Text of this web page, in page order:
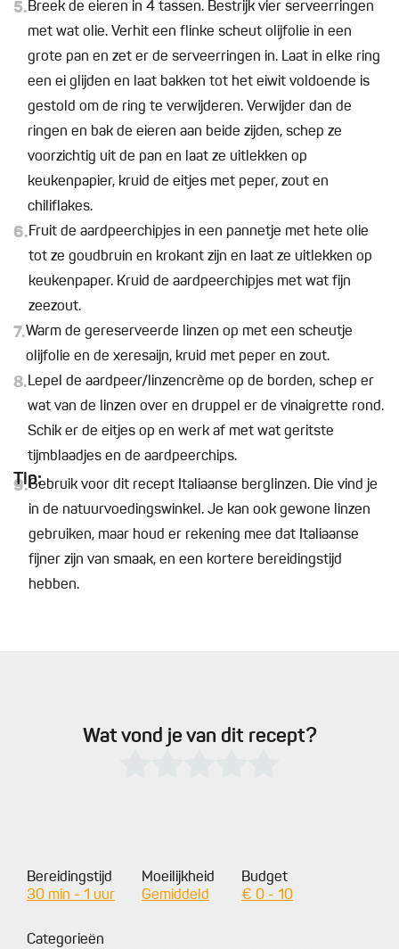
5.Breek de eieren in 4 tassen. Bestrijk vier serveerringen
met wat olie. Verhit een flinke scheut olijfolie in een
grote pan en zet er de serveerringen in. Laat in elke ring
een ei glijden en laat bakken tot het eiwit voldoende is
gestold om de ring te verwijderen. Verwijder dan de
ringen en bak de eieren aan beide zijden, schep ze
voorzichtig uit de pan en laat ze uitlekken op
keukenpapier, kruid de eitjes met peper, zout en
chiliflakes.
6.Fruit de aardpeerchipjes in een pannetje met hete olie
tot ze goudbruin en krokant zijn en laat ze uitlekken op
keukenpaper. Kruid de aardpeerchipjes met wat fijn
zeezout.
7.Warm de gereserveerde linzen op met een scheutje
olijfolie en de xeresaijn, kruid met peper en zout.
8.Lepel de aardpeer/linzencrème op de borden, schep er
wat van de linzen over en druppel er de vinaigrette rond.
Schik er de eitjes op en werk af met wat geritste
tijmblaadjes en de aardpeerchips.
Tip:
9.Gebruik voor dit recept Italiaanse berglinzen. Die vind je
in de natuurvoedingswinkel. Je kan ook gewone linzen
gebruiken, maar houd er rekening mee dat Italiaanse
fijner zijn van smaak, en een kortere bereidingstijd
hebben.
Wat vond je van dit recept?
Bereidingstijd
30 min - 1 uur
Moeilijkheid
Gemiddeld
Budget
€ 0 - 10
Categorieën